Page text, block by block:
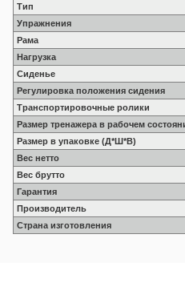
Тип
Упражнения
Рама
Нагрузка
Сиденье
Регулировка положения сидения
Транспортировочные ролики
Размер тренажера в рабочем
Размер в упаковке (Д*Ш*В)
Вес нетто
Вес брутто
Гарантия
Производитель
Страна изготовления